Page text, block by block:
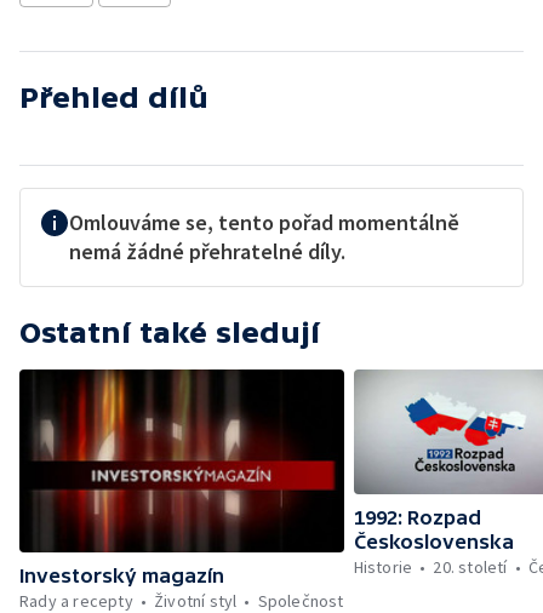
Přehled dílů
Omlouváme se, tento pořad momentálně
nemá žádné přehratelné díly.
Ostatní také sledují
Investorský magazín
Rady a recepty
Životní styl Společnost
1992: Rozpad
Československa
Historie
20. století